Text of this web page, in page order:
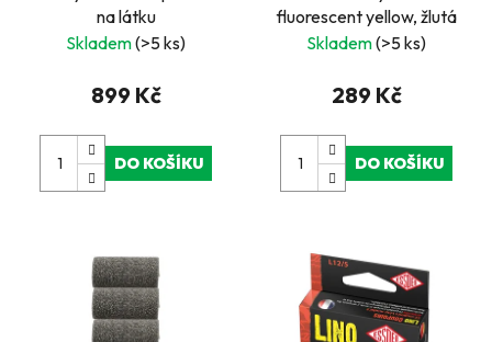
na látku
Skladem(>5 ks)
899 Kč
DO KOŠÍKU
fluorescent yellow, žlutá
Skladem(>5 ks)
289 Kč
DO KOŠÍKU